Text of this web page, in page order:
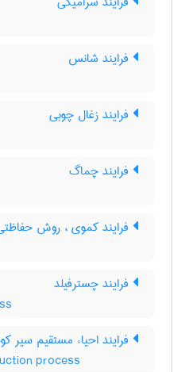
فرایند شانس
فرایند زغال چوبی
فرایند چماگ
فرایند کموی ، روش
فرایند چسترفیلد
فرایند احیاء مستقیم سیر
process